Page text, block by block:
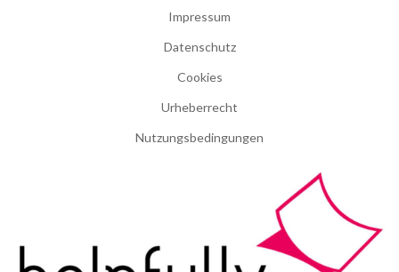
Impressum
Datenschutz
Cookies
Urheberrecht
Nutzungsbedingungen